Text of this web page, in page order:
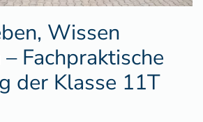
Wissen
Fachpraktische
der Klasse 11T